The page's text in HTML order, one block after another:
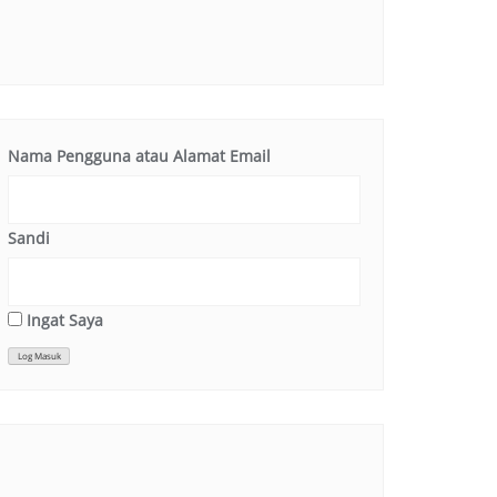
Nama Pengguna atau Alamat Email
Sandi
Ingat Saya